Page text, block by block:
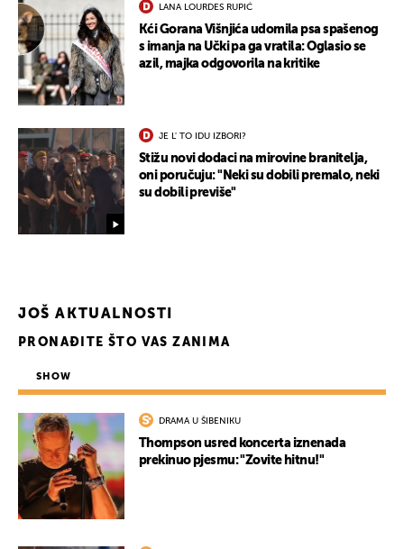
LANA LOURDES RUPIĆ
Kći Gorana Višnjića udomila psa spašenog
s imanja na Učki pa ga vratila: Oglasio se
azil, majka odgovorila na kritike
JE L' TO IDU IZBORI?
Stižu novi dodaci na mirovine branitelja,
oni poručuju: "Neki su dobili premalo, neki
su dobili previše"
JOŠ AKTUALNOSTI
PRONAĐITE ŠTO VAS ZANIMA
SHOW
DRAMA U ŠIBENIKU
Thompson usred koncerta iznenada
prekinuo pjesmu: "Zovite hitnu!"